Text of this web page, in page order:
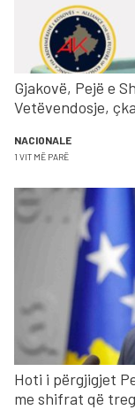
Gjakovë, Pejë e
Vetëvendosje,
NACIONALE
1 VIT MË PARË
Hoti i përgjigjet
me shifrat që